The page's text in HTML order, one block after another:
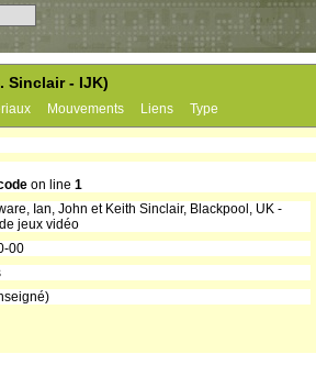
Sinclair - IJK)
Mouvements Liens Type
on line 1
Ian, John et Keith Sinclair, Blackpool, UK -
jeux vidéo
00